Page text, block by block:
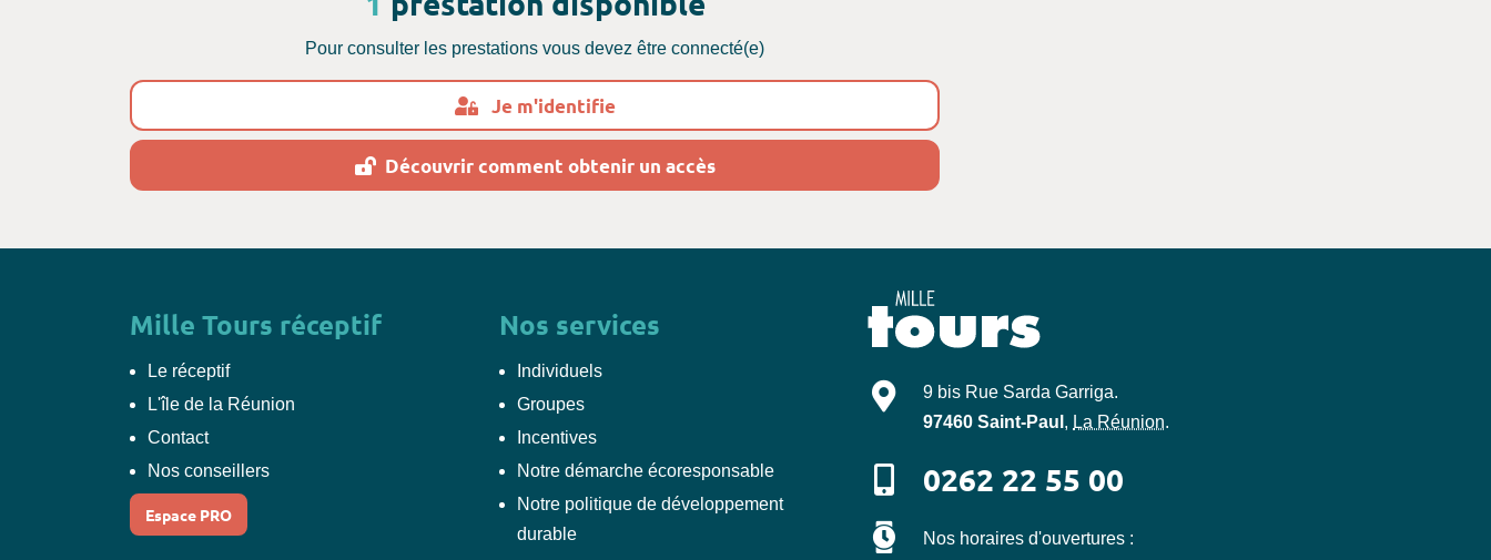
Pour consulter les prestations vous devez être connecté(e)
Je m'identifie
Découvrir comment obtenir un accès
Mille Tours réceptif
Le réceptif
L'île de la Réunion
Contact
Nos conseillers
Espace PRO
Nos services
Individuels
Groupes
Incentives
Notre démarche écoresponsable
Notre politique de développement
durable
Mille-Tours
9 bis Rue Sarda Garriga.
97460 Saint-Paul , La Réunion.
0262 22 55 00
Nos horaires d'ouvertures :